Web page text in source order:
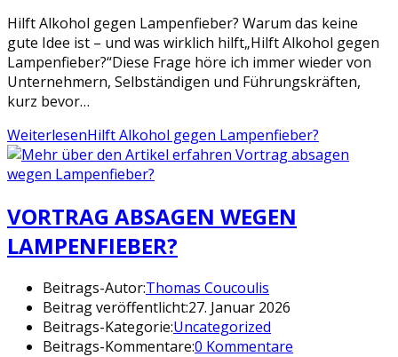
Hilft Alkohol gegen Lampenfieber? Warum das keine
gute Idee ist – und was wirklich hilft„Hilft Alkohol gegen
Lampenfieber?“Diese Frage höre ich immer wieder von
Unternehmern, Selbständigen und Führungskräften,
kurz bevor…
WeiterlesenHilft Alkohol gegen Lampenfieber?
VORTRAG ABSAGEN WEGEN
LAMPENFIEBER?
Beitrags-Autor:Thomas Coucoulis
Beitrag veröffentlicht:27. Januar 2026
Beitrags-Kategorie:Uncategorized
Beitrags-Kommentare:0 Kommentare